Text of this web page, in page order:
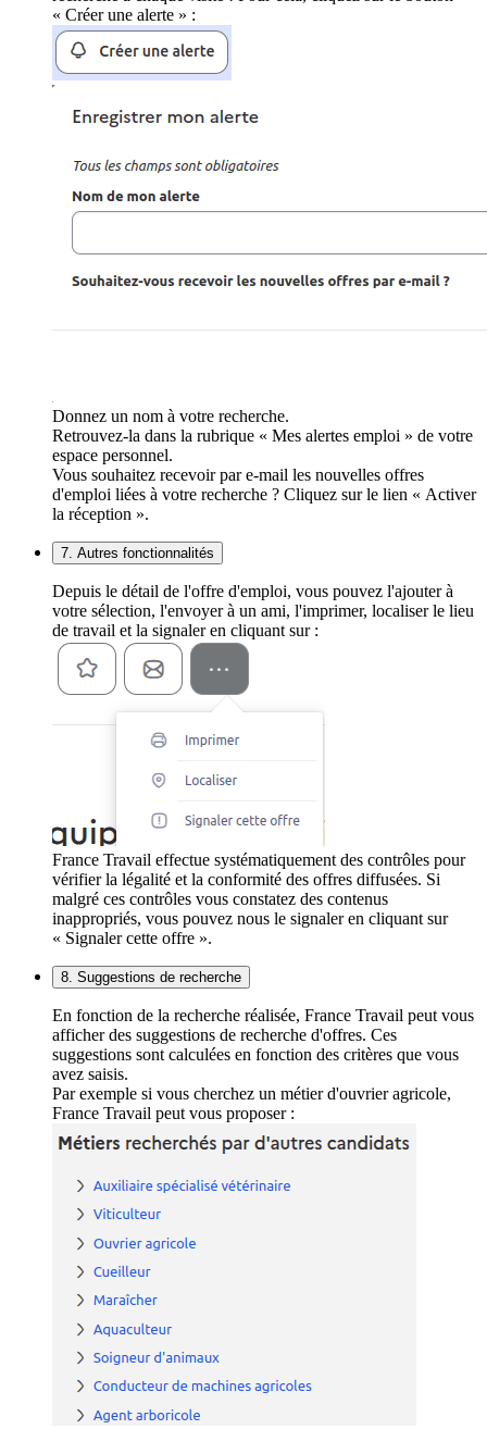
« Créer une alerte » :
Donnez un nom à votre recherche.
Retrouvez-la dans la rubrique « Mes alertes emploi » de votre
espace personnel.
Vous souhaitez recevoir par e-mail les nouvelles offres
d'emploi liées à votre recherche ? Cliquez sur le lien « Activer
la réception ».
7. Autres fonctionnalités
Depuis le détail de l'offre d'emploi, vous pouvez l'ajouter à
votre sélection, l'envoyer à un ami, l'imprimer, localiser le lieu
de travail et la signaler en cliquant sur :
France Travail effectue systématiquement des contrôles pour
vérifier la légalité et la conformité des offres diffusées. Si
malgré ces contrôles vous constatez des contenus
inappropriés, vous pouvez nous le signaler en cliquant sur
« Signaler cette offre ».
8. Suggestions de recherche
En fonction de la recherche réalisée, France Travail peut vous
afficher des suggestions de recherche d'offres. Ces
suggestions sont calculées en fonction des critères que vous
avez saisis.
Par exemple si vous cherchez un métier d'ouvrier agricole,
France Travail peut vous proposer :